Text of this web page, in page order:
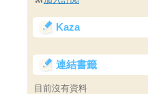
Kaza
連結書籤
目前沒有資料